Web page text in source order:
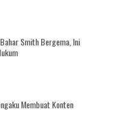
Smith Bergema, Ini
Membuat Konten